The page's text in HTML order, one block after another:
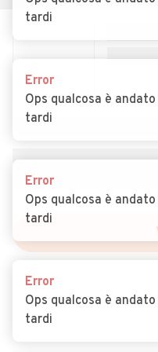
Auto usate Sclafani Bagni
Auto usate Trabia
Auto usate Ustica
Sicilia
Auto usate Villabate
tardi
Error
Ops qualcosa è
tardi
Error
Ops qualcosa è
tardi
Error
Ops qualcosa è
tardi